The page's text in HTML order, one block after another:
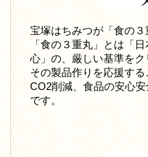
宝塚はちみつが「食の
「食の３重丸」とは「
心」の、厳しい基準をク
その製品作りを応援す
CO2削減、食品の安心
です。